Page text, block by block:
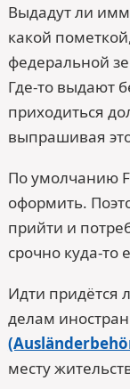
Выдадут ли
какой
федеральной
Где-то выдают
приходиться
выпрашивая
По умолчанию
оформить.
прийти и
срочно куда-то
Идти придётся
делам
месту